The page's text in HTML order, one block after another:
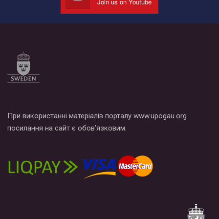
Все, что вам нужно сделать - это зайти на наш канал YouTube
по этой ссылке и поставить лайк под видео.
При використанні матеріалів порталу www.upogau.org
посилання на сайт є обов’язковим.